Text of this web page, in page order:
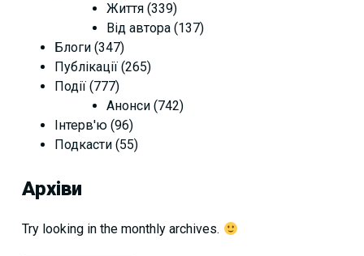
Життя (339)
Від автора (137)
Блоги (347)
Публікації (265)
Події (777)
Анонси (742)
Інтерв'ю (96)
Подкасти (55)
Архіви
Try looking in the monthly archives.